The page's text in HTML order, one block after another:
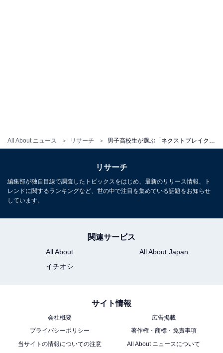
All About ニュース リサーチ 男子高校生が選ぶ「ネクストブレイク芸人」ランキング！ 「エバース」を抑えた1位は？
リサーチ
編集部が独自目線で調査したトピックスをはじめ、最新のリリース情報、ト
レンドに関するランキングなど、世の中で注目を集めている話題をお知らせ
しています。
関連サービス
All About
All About Japan
イチオシ
サイト情報
会社概要
広告掲載
プライバシーポリシー
著作権・商標・免責事項
当サイトの情報についての注意
All About ニュースについて